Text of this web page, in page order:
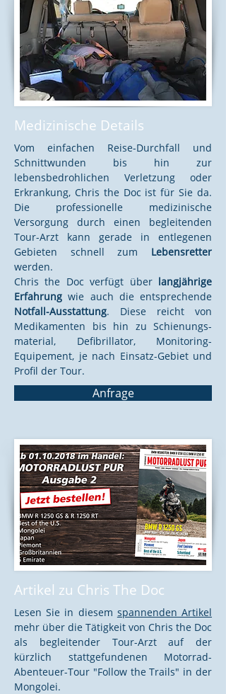
Medizinische Details
Vom einfachen Reise-Durchfall und
Schnittwunden bis hin zur
lebensbedrohlichen Verletzung oder
Erkrankung, Chris the Doc ist für Sie da.
Die professionelle medizinische
Versorgung durch einen begleitenden
Tour-Arzt kann gerade in entlegenen
Gebieten schnell zum Lebensretter
werden.
Chris the Doc verfügt über langjährige
Erfahrung wie auch die entsprechende
Notfall-Ausstattung. Diese reicht von
Medikamenten bis hin zu Schienungs-
material, Defibrillator, Monitoring-
Equipement, je nach Einsatz-Gebiet und
Profil der Tour.
Anfrage
Artikel zu Chris The Doc
Lesen Sie in diesem spannenden Artikel
mehr über die Tätigkeit von Chris the Doc
als begleitender Tour-Arzt auf der
kürzlich stattgefundenen Motorrad-
Abenteuer-Tour "Follow the Trails" in der
Mongolei.